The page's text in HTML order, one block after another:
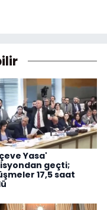
Yasa'
geçti;
17,5 saat